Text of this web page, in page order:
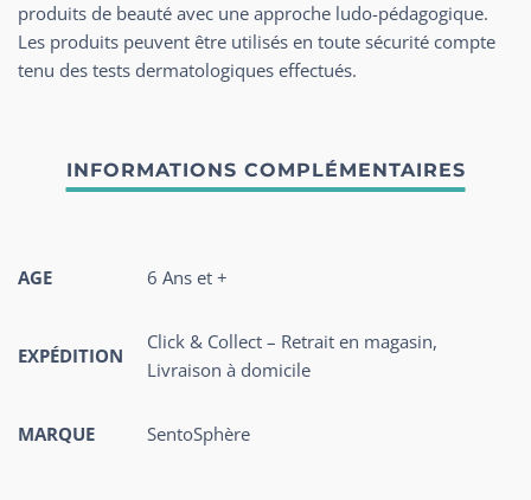
produits de beauté avec une approche ludo-pédagogique.
Les produits peuvent être utilisés en toute sécurité compte
tenu des tests dermatologiques effectués.
AGE 6 Ans et +
EXPÉDITION
Click & Collect – Retrait en magasin,
Livraison à domicile
MARQUE SentoSphère